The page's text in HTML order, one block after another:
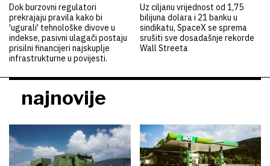
Dok burzovni regulatori
prekrajaju pravila kako bi
'ugurali' tehnološke divove u
indekse, pasivni ulagači postaju
prisilni financijeri najskuplje
infrastrukturne u povijesti.
Uz ciljanu vrijednost od 1,75
bilijuna dolara i 21 banku u
sindikatu, SpaceX se sprema
srušiti sve dosadašnje rekorde
Wall Streeta
najnovije